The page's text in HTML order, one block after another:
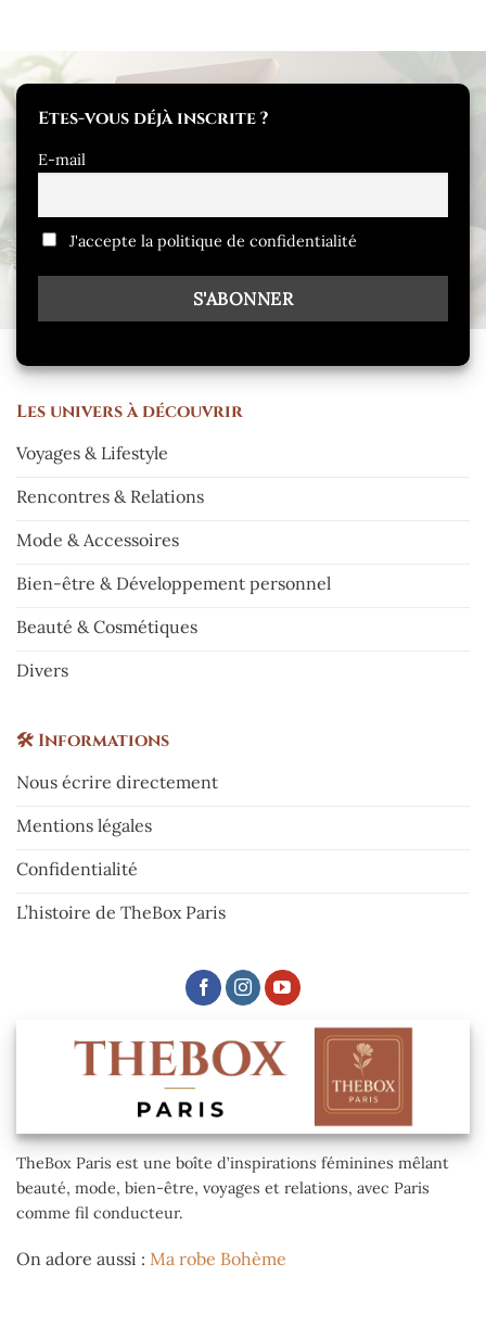
Etes-vous déjà inscrite ?
E-mail
J'accepte la politique de confidentialité
Les univers à découvrir
Voyages & Lifestyle
Rencontres & Relations
Mode & Accessoires
Bien-être & Développement personnel
Beauté & Cosmétiques
Divers
🛠️ Informations
Nous écrire directement
Mentions légales
Confidentialité
L’histoire de TheBox Paris
TheBox Paris est une boîte d’inspirations féminines mêlant
beauté, mode, bien-être, voyages et relations, avec Paris
comme fil conducteur.
On adore aussi : Ma robe Bohème